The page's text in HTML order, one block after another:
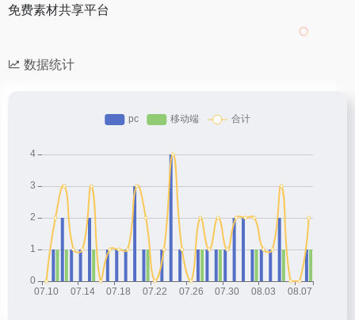
免费素材共享平台
数据统计